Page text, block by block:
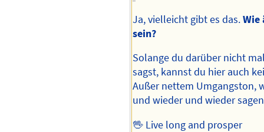
Ja, vielleicht gibt es das.Wie
sein?
Solange du darüber nicht
sagst, kannst du hier auch
Außer nettem Umgangston,
und wieder und wieder
🖖 Live long and prosper